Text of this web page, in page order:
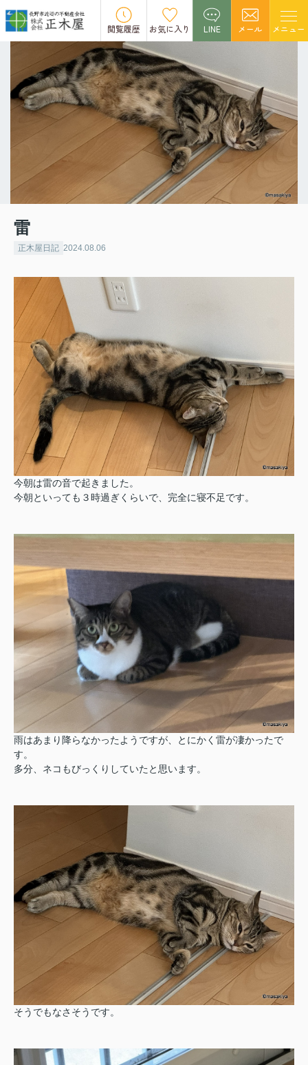
閲覧履歴 お気に入り LINE メール メニュー
雷
正木屋日記 2024.08.06
今朝は雷の音で起きました。
今朝といっても３時過ぎくらいで、完全に寝不足です。
雨はあまり降らなかったようですが、とにかく雷が凄かったで
す。
多分、ネコもびっくりしていたと思います。
そうでもなさそうです。